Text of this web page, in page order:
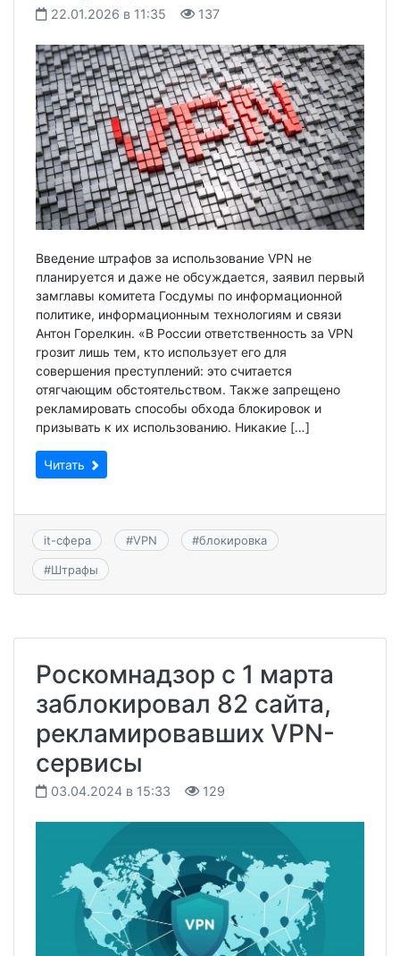
22.01.2026 в 11:35 137
Введение штрафов за использование VPN не
планируется и даже не обсуждается, заявил первый
замглавы комитета Госдумы по информационной
политике, информационным технологиям и связи
Антон Горелкин. «В России ответственность за VPN
грозит лишь тем, кто использует его для
совершения преступлений: это считается
отягчающим обстоятельством. Также запрещено
рекламировать способы обхода блокировок и
призывать к их использованию. Никакие […]
Читать
it-сфера #VPN #блокировка
#Штрафы
Роскомнадзор с 1 марта
заблокировал 82 сайта,
рекламировавших VPN-
сервисы
03.04.2024 в 15:33 129